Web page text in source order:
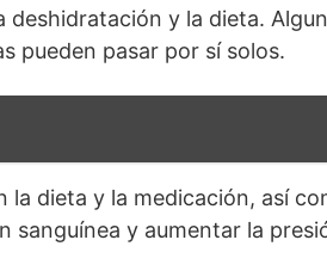
y la dieta.
pueden pasar por sí solos.
dieta y la medicación, así
sanguínea y aumentar la